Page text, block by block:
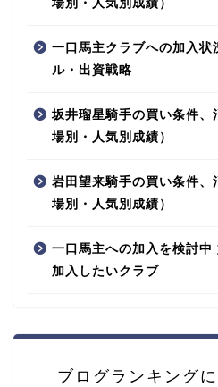
場別・人気別成績）
一口馬主クラブへの加入
ル・出資戦略
坂井瑠星騎手の買い条件、
場別・人気別成績）
岩田望来騎手の買い条件、
場別・人気別成績）
一口馬主への加入を検討中
加入したいクラブ
ブログランキング